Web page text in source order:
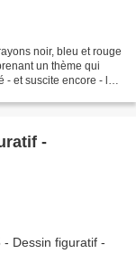
et suscite encore - la
-